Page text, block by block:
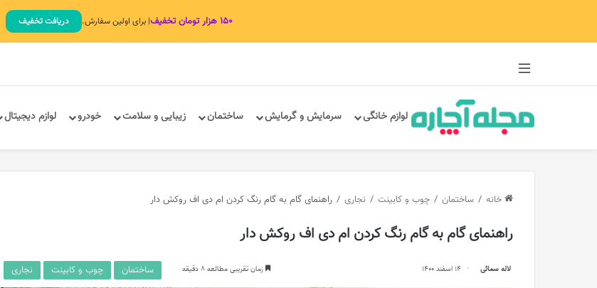
۱۵۰ هزار تومان تخفیف | برای اولین سفارش. دریافت تخفیف
لوازم خانگی سرمایش و گرمایش ساختمان زیبایی و سلامت خودرو لوازم دیجیتال
خانه / ساختمان / چوب و کابینت / نجاری / راهنمای گام به گام رنگ کردن ام دی اف روکش دار
راهنمای گام به گام رنگ کردن ام دی اف روکش دار
لاله سمائی 14 اسفند 1400 زمان تقریبی مطالعه 8 دقیقه ساختمان چوب و کابینت نجاری